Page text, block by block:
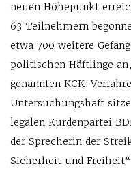
neuen Höhepunkt
63 Teilnehmern
etwa 700 weitere
politischen Häftlinge
genannten KCK-
Untersuchungshaft
legalen Kurdenpartei
der Sprecherin der
Sicherheit und